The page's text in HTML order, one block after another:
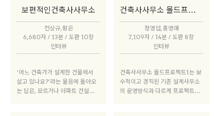
안에서 건축 큐레이팅은 건물을 짓
적 가치를 발견하고 그것을 전달하
는 작업이다. 건축계 내부에서 큐레
이팅이라는 활동은 한국에서는 이
제 막 진지한 논의를 얻는 시점에
숍(이하 CAW)은 비평의 무대이
자 작가와 대중을 매개하는 장소로
서 전시, 자료를 발굴하고 그것을
서 80대까지 세대별 건축가가 모
두 있다는 이 간단한 사실에서 많은
것을 추출해낼 수 있다. 현대 건축
초기의 주요 인물 가운데 박길룡(1
898~1943 )은 45세라는 이른 나
99~1980 ), 이천승(1910~1992
), 장기인(1916~2006 ) 등은 모
두 80세 이상 생존했다. 그러나 말
년의 그들이 건축가로서 당대 담론
수밖에 없다. 우리가 현대건축을 이
해하는 방식에 큰 영향을 미친 베니
스의 역사학자 만프레도 타푸리(M
anfredo Tafuri)는 아방가르드
의 역할을 ‘부르주아 자본주의 사
존재 조건으로 받아들이도록 하는
것’이라고 설명했다. 다시 말해 아
방가르드는 근대가 불러온 전대미
문의 충격을 견딜 수 있게 해주는
보편적인건축사사무소
전상규, 황은
6,680자 / 13분 / 도판 10장
인터뷰
‘어느 건축가가 설계한 건물에서
살고 있나요?’라는 물음에 돌아오
는 답은, 모르거나 아파트 건설사
건축사사무소 몰드프로젝트
정영섭, 홍영애
7,109자 / 14분 / 도판 8장
인터뷰
건축사사무소 몰드프로젝트1는 보
수적이고 경직된 기존 설계사무소
의 운영방식과 다르게 프로젝트의